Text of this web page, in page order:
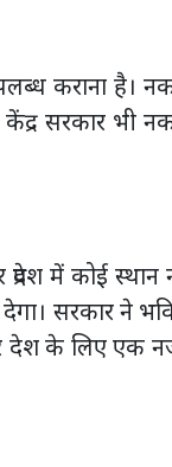
कराना है।
सरकार भी
में कोई स्थान
सरकार ने
देश के लिए एक